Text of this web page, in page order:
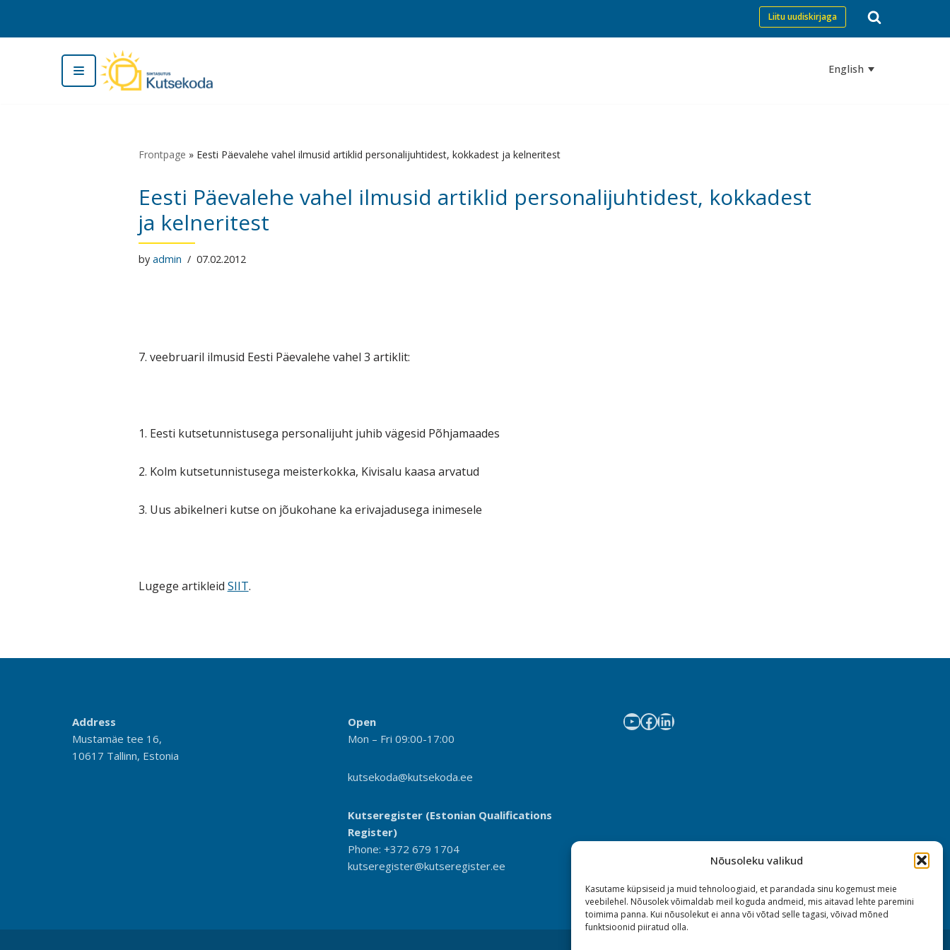
Nõusoleku valikud
Kasutame küpsiseid ja muid tehnoloogiaid, et parandada sinu kogemust meie
veebilehel. Nõusolek võimaldab meil koguda andmeid, mis aitavad lehte paremini
toimima panna. Kui nõusolekut ei anna või võtad selle tagasi, võivad mõned
funktsioonid piiratud olla.
Skip
Liitu uudiskirjaga
English
Frontpage » Eesti Päevalehe vahel ilmusid artiklid personalijuhtidest, kokkadest ja kelneritest
Eesti Päevalehe vahel ilmusid artiklid personalijuhtidest, kokkadest
ja kelneritest
by admin 07.02.2012
7. veebruaril ilmusid Eesti Päevalehe vahel 3 artiklit:
1. Eesti kutsetunnistusega personalijuht juhib vägesid Põhjamaades
2. Kolm kutsetunnistusega meisterkokka, Kivisalu kaasa arvatud
3. Uus abikelneri kutse on jõukohane ka erivajadusega inimesele
Lugege artikleid SIIT.
Address
Mustamäe tee 16,
10617 Tallinn, Estonia
Open
Mon – Fri 09:00-17:00
kutsekoda@kutsekoda.ee
Kutseregister (Estonian Qualifications
Register)
Phone: +372 679 1704
kutseregister@kutseregister.ee